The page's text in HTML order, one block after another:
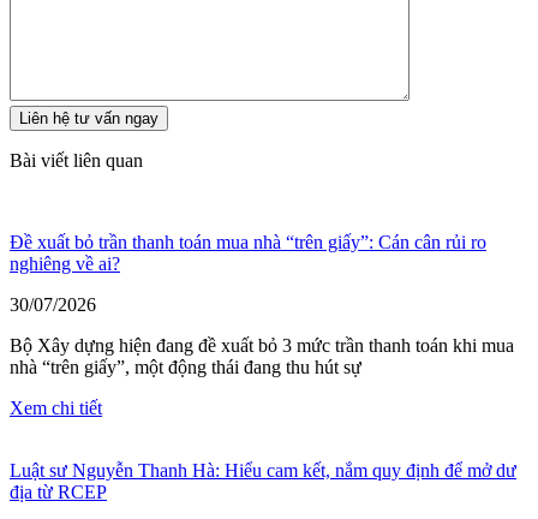
Bài viết liên quan
Đề xuất bỏ trần thanh toán mua nhà “trên giấy”: Cán cân rủi ro
nghiêng về ai?
30/07/2026
Bộ Xây dựng hiện đang đề xuất bỏ 3 mức trần thanh toán khi mua
nhà “trên giấy”, một động thái đang thu hút sự
Xem chi tiết
Luật sư Nguyễn Thanh Hà: Hiểu cam kết, nắm quy định để mở dư
địa từ RCEP